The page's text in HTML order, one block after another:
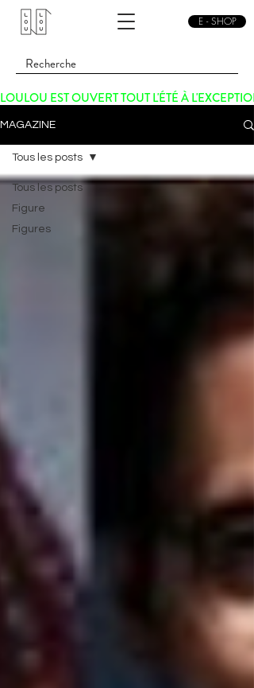
E - SHOP
LOULOU EST OUVERT TOUT L'ÉTÉ À
MAGAZINE
Tous les posts
Figure
Figures
Tous les posts